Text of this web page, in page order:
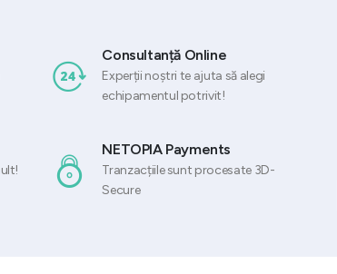
Consultanță Online
Experții noștri te ajuta să alegi
echipamentul potrivit!
NETOPIA Payments
Tranzacțiile sunt procesate 3D-
Secure